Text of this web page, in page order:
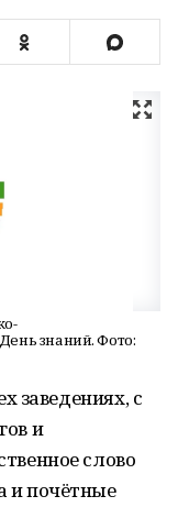
знаний. Фото:
заведениях, с
и
слово
и почётные